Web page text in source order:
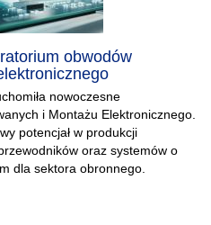
obwodów
nowoczesne
i Montażu Elektronicznego.
potencjał w produkcji
oraz systemów o
dla sektora obronnego.